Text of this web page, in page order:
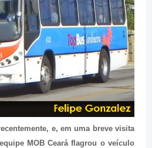
e, em uma breve visita
MOB Ceará flagrou o veículo